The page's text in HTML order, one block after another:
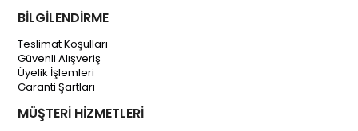
BİLGİLENDİRME
Teslimat Koşulları
Güvenli Alışveriş
Üyelik İşlemleri
Garanti Şartları
MÜŞTERİ HİZMETLERİ